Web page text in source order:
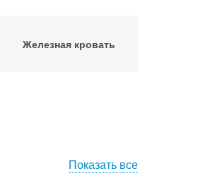
Железная кровать
Показать все